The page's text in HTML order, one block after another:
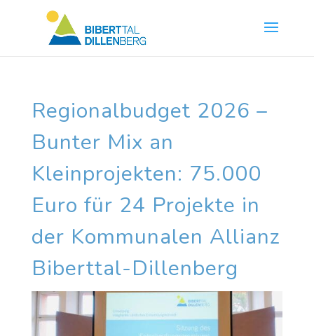
Regionalbudget 2026 –
Bunter Mix an
Kleinprojekten: 75.000
Euro für 24 Projekte in
der Kommunalen Allianz
Biberttal-Dillenberg